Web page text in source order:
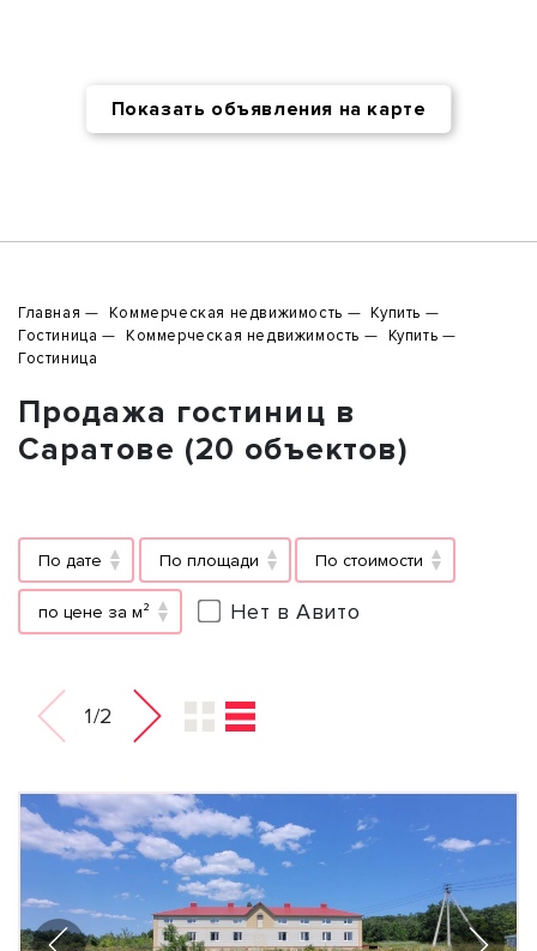
Показать объявления на карте
Главная Коммерческая недвижимость
Купить
Гостиница
Коммерческая недвижимость
Купить
Гостиница
Продажа гостиниц в
Саратове (20 объектов)
По дате По площади По стоимости
по цене за м² Нет в Авито
1/2